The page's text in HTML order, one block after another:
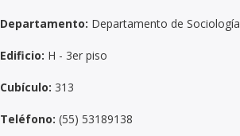
Departamento: Departamento de Sociología
Edificio: H - 3er piso
Cubículo: 313
Teléfono: (55) 53189138